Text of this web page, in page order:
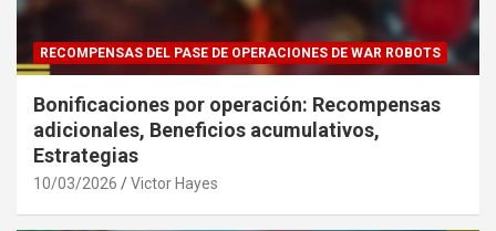
RECOMPENSAS DEL PASE DE OPERACIONES DE WAR ROBOTS
Bonificaciones por operación: Recompensas
adicionales, Beneficios acumulativos,
Estrategias
10/03/2026 Victor Hayes